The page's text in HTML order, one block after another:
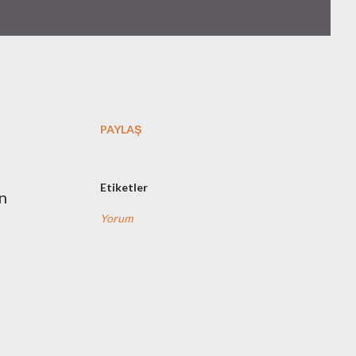
PAYLAŞ
Etiketler
Yorum